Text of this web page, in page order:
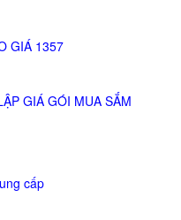
GIÁ 1357
GIÁ GÓI MUA SẮM
cấp